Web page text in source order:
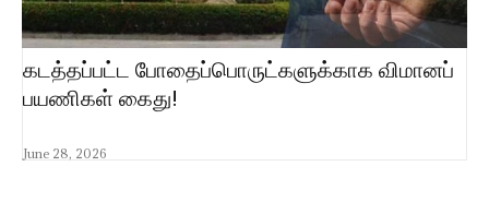
கடத்தப்பட்ட போதைப்பொருட்களுக்காக விமானப்
பயணிகள் கைது!
June 28, 2026